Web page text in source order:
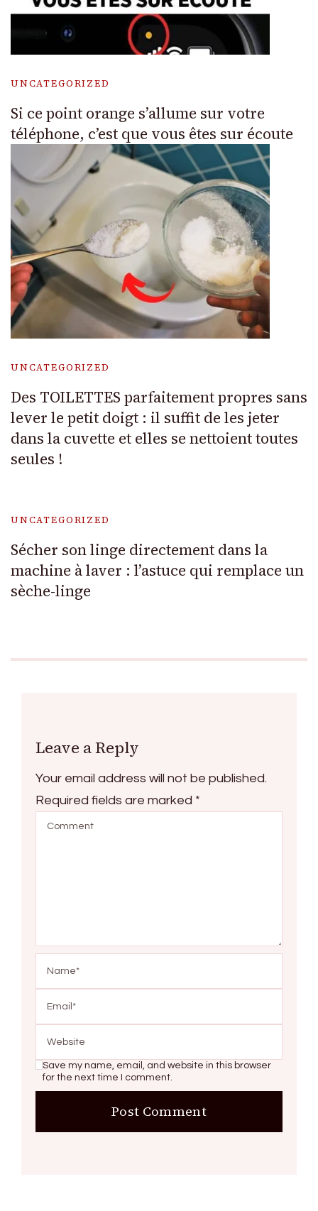
UNCATEGORIZED
Si ce point orange s’allume sur votre
téléphone, c’est que vous êtes sur écoute
UNCATEGORIZED
Des TOILETTES parfaitement propres sans
lever le petit doigt : il suffit de les jeter
dans la cuvette et elles se nettoient toutes
seules !
UNCATEGORIZED
Sécher son linge directement dans la
machine à laver : l’astuce qui remplace un
sèche-linge
Leave a Reply
Your email address will not be published.
Required fields are marked *
Save my name, email, and website in this browser
for the next time I comment.